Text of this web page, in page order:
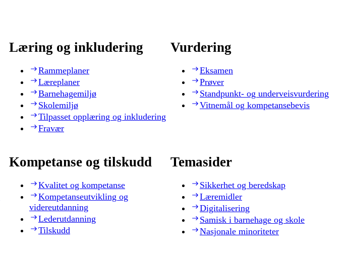
Læring og inkludering
Rammeplaner
Læreplaner
Barnehagemiljø
Skolemiljø
Tilpasset opplæring og inkludering
Fravær
Vurdering
Eksamen
Prøver
Standpunkt- og underveisvurdering
Vitnemål og kompetansebevis
Kompetanse og tilskudd
Kvalitet og kompetanse
Kompetanseutvikling og
videreutdanning
Lederutdanning
Tilskudd
Temasider
Sikkerhet og beredskap
Læremidler
Digitalisering
Samisk i barnehage og skole
Nasjonale minoriteter